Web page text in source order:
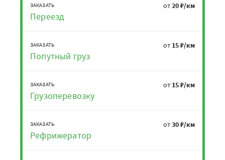
ЗАКАЗАТЬ
Переезд
от20 ₽/км
ЗАКАЗАТЬ
Попутный груз
от 15 ₽/км
ЗАКАЗАТЬ
Грузоперевозку
от 15 ₽/км
ЗАКАЗАТЬ
Рефрижератор
от30 ₽/км